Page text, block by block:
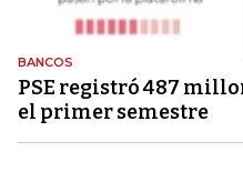
BANCOS
PSE registró 487
el primer semestre